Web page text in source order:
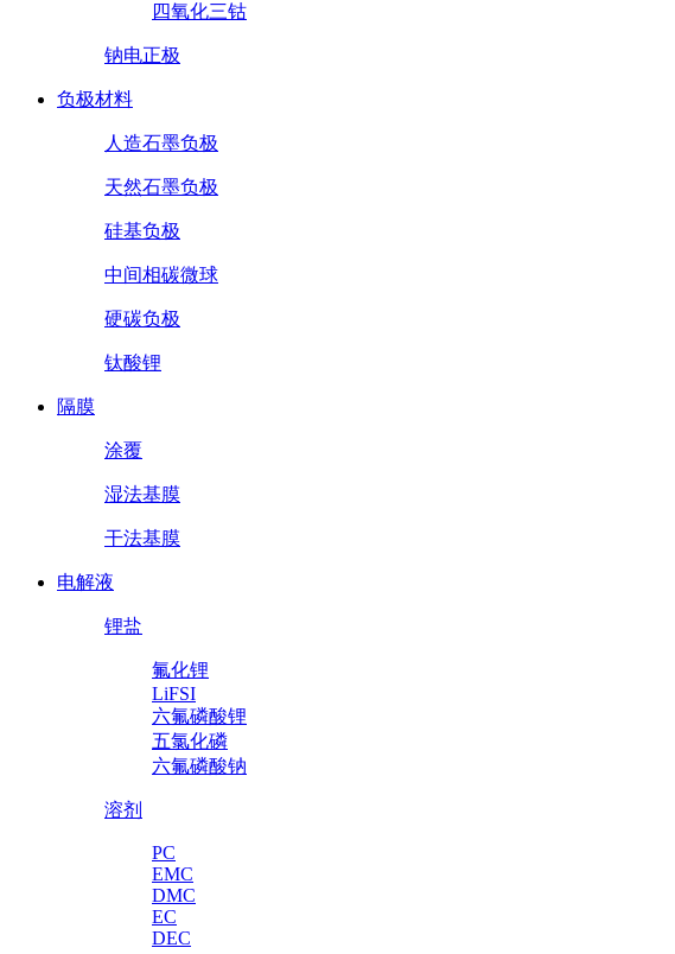
四氧化三钴
钠电正极
负极材料
人造石墨负极
天然石墨负极
硅基负极
中间相碳微球
硬碳负极
钛酸锂
隔膜
涂覆
湿法基膜
干法基膜
电解液
锂盐
氟化锂
LiFSI
六氟磷酸锂
五氯化磷
六氟磷酸钠
溶剂
PC
EMC
DMC
EC
DEC